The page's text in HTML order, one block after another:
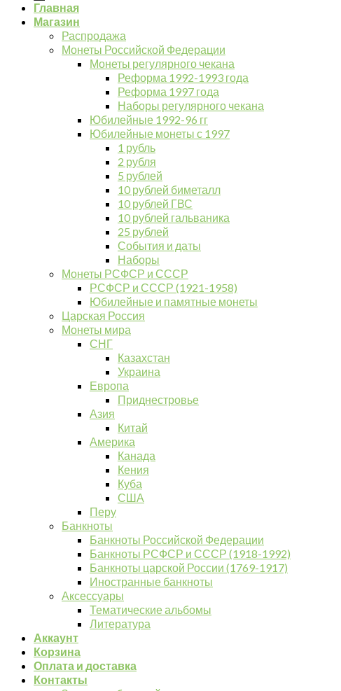
Главная
Магазин
Распродажа
Монеты Российской Федерации
Монеты регулярного чекана
Реформа 1992-1993 года
Реформа 1997 года
Наборы регулярного чекана
Юбилейные 1992-96 гг
Юбилейные монеты с 1997
1 рубль
2 рубля
5 рублей
10 рублей биметалл
10 рублей ГВС
10 рублей гальваника
25 рублей
События и даты
Наборы
Монеты РСФСР и СССР
РСФСР и СССР (1921-1958)
Юбилейные и памятные монеты
Царская Россия
Монеты мира
СНГ
Казахстан
Украина
Европа
Приднестровье
Азия
Китай
Америка
Канада
Кения
Куба
США
Перу
Банкноты
Банкноты Российской Федерации
Банкноты РСФСР и СССР (1918-1992)
Банкноты царской России (1769-1917)
Иностранные банкноты
Аксессуары
Тематические альбомы
Литература
Аккаунт
Корзина
Оплата и доставка
Контакты